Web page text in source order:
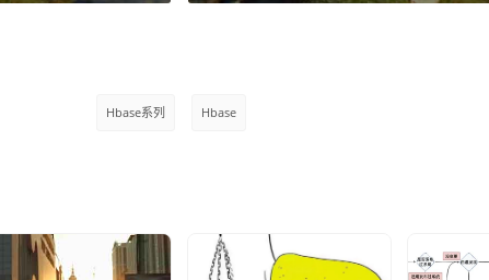
Hbase系列 Hbase